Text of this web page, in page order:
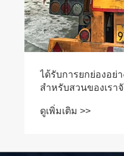
ได้รับการยกย่องอย่
สำหรับสวนของเรา
ดูเพิ่มเติม >>